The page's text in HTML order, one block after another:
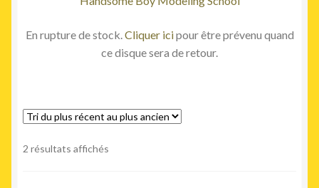
En rupture de stock. Cliquer icipour être prévenu quand
ce disque sera de retour.
2 résultats affichés